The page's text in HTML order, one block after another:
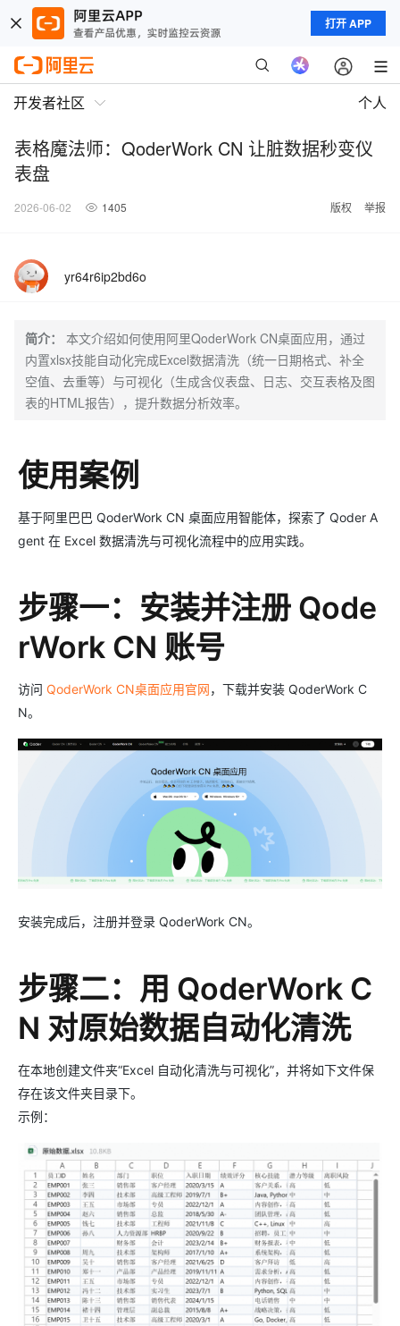
打开 APP
开发者社区 个人
表格魔法师：QoderWork CN 让脏数据秒变仪
表盘
2026-06-02 1405 版权 举报
yr64r6ip2bd6o
简介：
本文介绍如何使用阿里QoderWork CN桌面应用，通过
内置xlsx技能自动化完成Excel数据清洗（统一日期格式、补全
空值、去重等）与可视化（生成含仪表盘、日志、交互表格及图
表的HTML报告），提升数据分析效率。
使用案例
基于阿里巴巴 QoderWork CN 桌面应用智能体，探索了 Qoder A
gent 在 Excel 数据清洗与可视化流程中的应用实践。
步骤一：安装并注册 Qode
rWork CN 账号
访问 QoderWork CN桌面应用官网，下载并安装 QoderWork C
N。
安装完成后，注册并登录 QoderWork CN。
步骤二：用 QoderWork C
N 对原始数据自动化清洗
在本地创建文件夹“Excel 自动化清洗与可视化”，并将如下文件保
存在该文件夹目录下。
示例：